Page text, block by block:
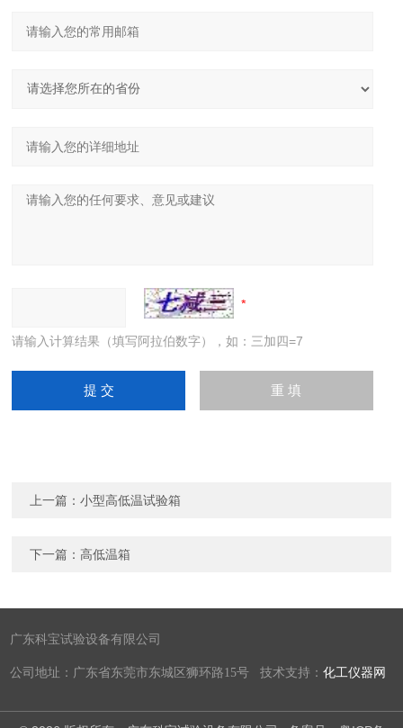
请输入计算结果（填写阿拉伯数字），如：三加四=7
上一篇：小型高低温试验箱
下一篇：高低温箱
广东科宝试验设备有限公司
公司地址：广东省东莞市东城区狮环路15号 技术支持：化工仪器网